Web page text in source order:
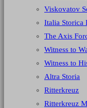
Viskovatov
Italia Storica
The Axis
Witness to
Witness to
Altra Storia
Ritterkreuz
Ritterkreuz